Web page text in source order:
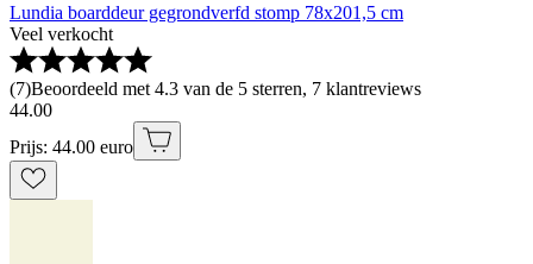
Lundia boarddeur gegrondverfd stomp 78x201,5 cm
Veel verkocht
(7)Beoordeeld met 4.3 van de 5 sterren, 7 klantreviews
44.00
Prijs: 44.00 euro